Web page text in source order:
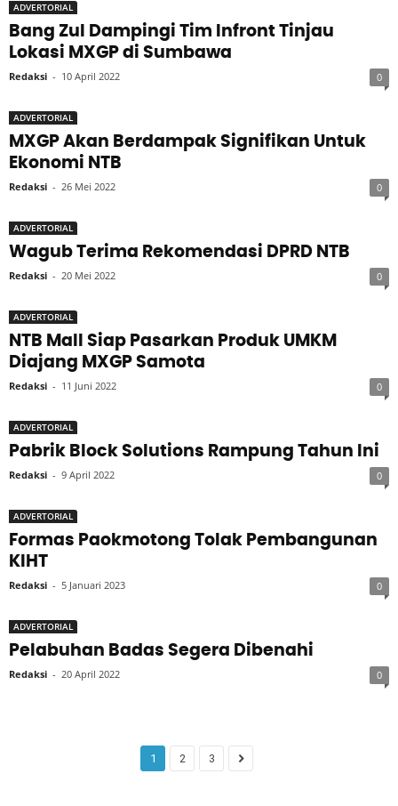
ADVERTORIAL
Bang Zul Dampingi Tim Infront Tinjau
Lokasi MXGP di Sumbawa
Redaksi - 10 April 2022 0
ADVERTORIAL
MXGP Akan Berdampak Signifikan Untuk
Ekonomi NTB
Redaksi - 26 Mei 2022 0
ADVERTORIAL
Wagub Terima Rekomendasi DPRD NTB
Redaksi - 20 Mei 2022 0
ADVERTORIAL
NTB Mall Siap Pasarkan Produk UMKM
Diajang MXGP Samota
Redaksi - 11 Juni 2022 0
ADVERTORIAL
Pabrik Block Solutions Rampung Tahun Ini
Redaksi - 9 April 2022 0
ADVERTORIAL
Formas Paokmotong Tolak Pembangunan
KIHT
Redaksi - 5 Januari 2023 0
ADVERTORIAL
Pelabuhan Badas Segera Dibenahi
Redaksi - 20 April 2022 0
1 2 3